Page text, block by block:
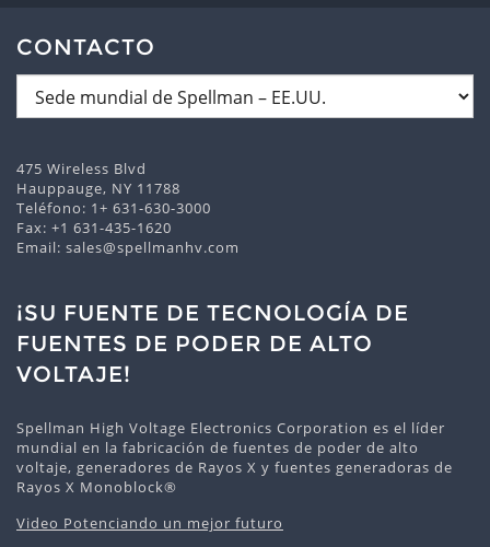
CONTACTO
475 Wireless Blvd
Hauppauge, NY 11788
Teléfono: 1+ 631-630-3000
Fax: +1 631-435-1620
Email: sales@spellmanhv.com
¡SU FUENTE DE TECNOLOGÍA DE
FUENTES DE PODER DE ALTO
VOLTAJE!
Spellman High Voltage Electronics Corporation es el líder
mundial en la fabricación de fuentes de poder de alto
voltaje, generadores de Rayos X y fuentes generadoras de
Rayos X Monoblock®
Video Potenciando un mejor futuro